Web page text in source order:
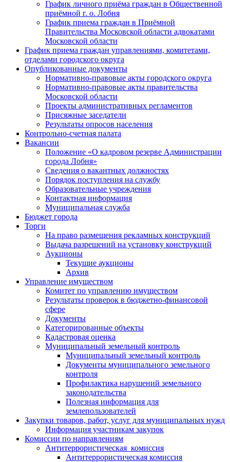
График личного приёма граждан в Общественной
приёмной г. о. Лобня
График приема граждан в Приёмной
Правительства Московской области адвокатами
Московской области
График приема граждан управлениями, комитетами,
отделами городского округа
Опубликованные документы
Нормативно-правовые акты городского округа
Нормативно-правовые акты правительства
Московской области
Проекты административных регламентов
Присяжные заседатели
Результаты опросов населения
Контрольно-счетная палата
Вакансии
Положение «О кадровом резерве Администрации
города Лобня»
Сведения о вакантных должностях
Порядок поступления на службу
Образовательные учреждения
Контактная информация
Муниципальная служба
Бюджет города
Торги
На право размещения рекламных конструкций
Выдача разрешений на установку конструкций
Аукционы
Текущие аукционы
Архив
Управление имуществом
Комитет по управлению имуществом
Результаты проверок в бюджетно-финансовой
сфере
Документы
Категорированные объекты
Кадастровая оценка
Муниципальный земельный контроль
Муниципальный земельный контроль
Документы муниципального земельного
контроля
Профилактика нарушений земельного
законодательства
Полезная информация для
землепользователей
Закупки товаров, работ, услуг для муниципальных нужд
Информация участникам закупок
Комиссии по направлениям
Антитеррористическая комиссия
Антитеррористическая комиссия